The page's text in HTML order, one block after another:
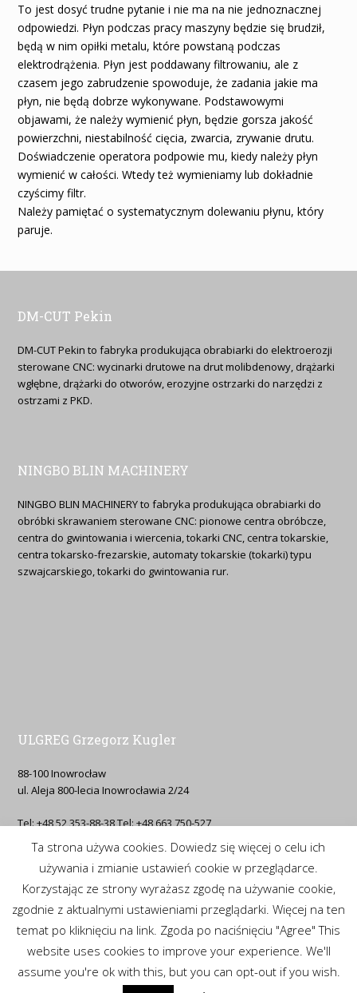
To jest dosyć trudne pytanie i nie ma na nie jednoznacznej
odpowiedzi. Płyn podczas pracy maszyny będzie się brudził,
będą w nim opiłki metalu, które powstaną podczas
elektrodrążenia. Płyn jest poddawany filtrowaniu, ale z
czasem jego zabrudzenie spowoduje, że zadania jakie ma
płyn, nie będą dobrze wykonywane. Podstawowymi
objawami, że należy wymienić płyn, będzie gorsza jakość
powierzchni, niestabilność cięcia, zwarcia, zrywanie drutu.
Doświadczenie operatora podpowie mu, kiedy należy płyn
wymienić w całości. Wtedy też wymieniamy lub dokładnie
czyścimy filtr.
Należy pamiętać o systematycznym dolewaniu płynu, który
paruje.
DM-CUT Pekin
DM-CUT Pekin to fabryka produkująca obrabiarki do elektroerozji
sterowane CNC: wycinarki drutowe na drut molibdenowy, drążarki
wgłębne, drążarki do otworów, erozyjne ostrzarki do narzędzi z
ostrzami z PKD.
NINGBO BLIN MACHINERY
NINGBO BLIN MACHINERY to fabryka produkująca obrabiarki do
obróbki skrawaniem sterowane CNC: pionowe centra obróbcze,
centra do gwintowania i wiercenia, tokarki CNC, centra tokarskie,
centra tokarsko-frezarskie, automaty tokarskie (tokarki) typu
szwajcarskiego, tokarki do gwintowania rur.
ULGREG Grzegorz Kugler
88-100 Inowrocław
ul. Aleja 800-lecia Inowrocławia 2/24
Tel: +48 52 353-88-38 Tel: +48 663 750-527
Email: g.kugler(at)ulgreg.pl
Prosimy o kontakt na telefon komórkowy lub mail.
Copyright 2019 - DMCUT Polska All Rights Reserved Made by IDEA-NET
Ta strona używa cookies. Dowiedz się więcej o celu ich
używania i zmianie ustawień cookie w przeglądarce.
Korzystając ze strony wyrażasz zgodę na używanie cookie,
zgodnie z aktualnymi ustawieniami przeglądarki. Więcej na ten
temat po kliknięciu na link. Zgoda po naciśnięciu "Agree" This
website uses cookies to improve your experience. We'll
assume you're ok with this, but you can opt-out if you wish.